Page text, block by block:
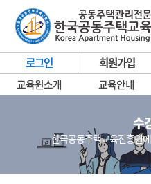
로그인 회원가입
교육원소개 교육안내
수
한국공동주택교육진흥원